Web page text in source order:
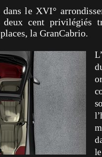
le XVI°
deux cent privilégiés
la GranCabrio.